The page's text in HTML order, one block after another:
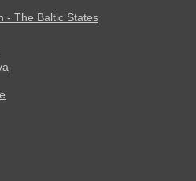
- The Baltic States